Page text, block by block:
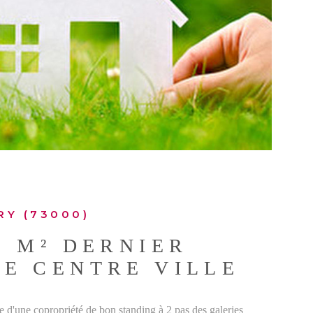
LE BIEN
(73000)
M² DERNIER
CENTRE VILLE
d'une copropriété de bon standing à 2 pas des galeries